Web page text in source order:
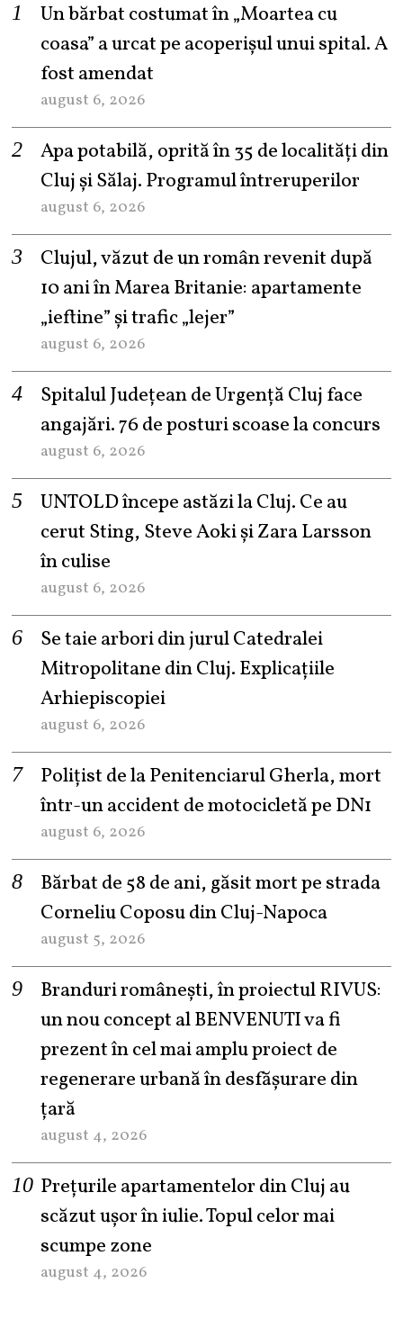
Un bărbat costumat în „Moartea cu
coasa” a urcat pe acoperișul unui spital. A
fost amendat
august 6, 2026
Apa potabilă, oprită în 35 de localități din
Cluj și Sălaj. Programul întreruperilor
august 6, 2026
Clujul, văzut de un român revenit după
10 ani în Marea Britanie: apartamente
„ieftine” și trafic „lejer”
august 6, 2026
Spitalul Județean de Urgență Cluj face
angajări. 76 de posturi scoase la concurs
august 6, 2026
UNTOLD începe astăzi la Cluj. Ce au
cerut Sting, Steve Aoki și Zara Larsson
în culise
august 6, 2026
Se taie arbori din jurul Catedralei
Mitropolitane din Cluj. Explicațiile
Arhiepiscopiei
august 6, 2026
Polițist de la Penitenciarul Gherla, mort
într-un accident de motocicletă pe DN1
august 6, 2026
Bărbat de 58 de ani, găsit mort pe strada
Corneliu Coposu din Cluj-Napoca
august 5, 2026
Branduri românești, în proiectul RIVUS:
un nou concept al BENVENUTI va fi
prezent în cel mai amplu proiect de
regenerare urbană în desfășurare din
țară
august 4, 2026
Prețurile apartamentelor din Cluj au
scăzut ușor în iulie. Topul celor mai
scumpe zone
august 4, 2026